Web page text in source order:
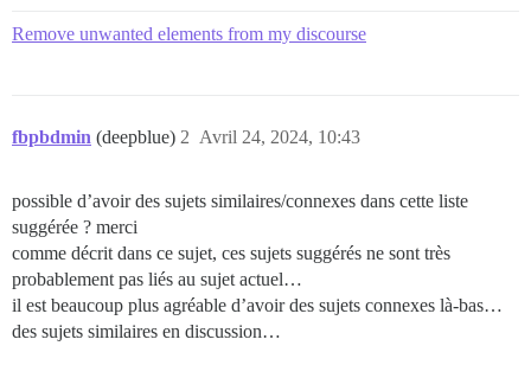
Remove unwanted elements from my discourse
fbpbdmin (deepblue) Avril 24, 2024, 10:43
2
possible d’avoir des sujets similaires/connexes dans cette liste
suggérée ? merci
comme décrit dans ce sujet, ces sujets suggérés ne sont très
probablement pas liés au sujet actuel…
il est beaucoup plus agréable d’avoir des sujets connexes là-bas…
des sujets similaires en discussion…